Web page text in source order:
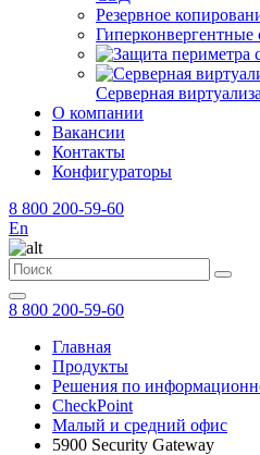
Резервное
Гиперконвергентные
Серверная
О компании
Вакансии
Контакты
Конфигураторы
8 800 200-59-60
En
8 800 200-59-60
Главная
Продукты
Решения по
CheckPoint
Малый и средний офис
5900 Security Gateway